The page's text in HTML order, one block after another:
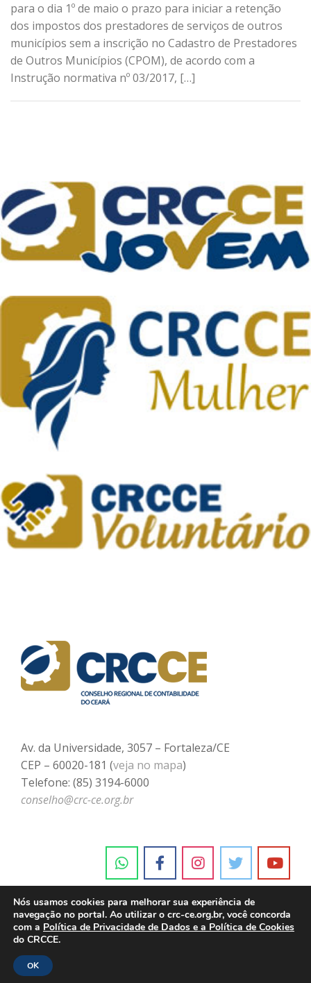
para o dia 1º de maio o prazo para iniciar a retenção
dos impostos dos prestadores de serviços de outros
municípios sem a inscrição no Cadastro de Prestadores
de Outros Municípios (CPOM), de acordo com a
Instrução normativa nº 03/2017, […]
Av. da Universidade, 3057 – Fortaleza/CE
CEP – 60020-181 (veja no mapa)
Telefone: (85) 3194-6000
conselho@crc-ce.org.br
Nós usamos cookies para melhorar sua experiência de
navegação no portal. Ao utilizar o crc-ce.org.br, você concorda
com a Política de Privacidade de Dados e a Política de Cookies
do CRCCE.
OK